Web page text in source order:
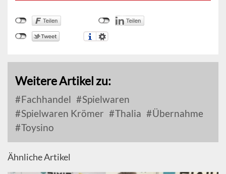
Weitere Artikel zu:
Fachhandel
Spielwaren
Spielwaren Krömer
Thalia
Übernahme
Toysino
Ähnliche Artikel